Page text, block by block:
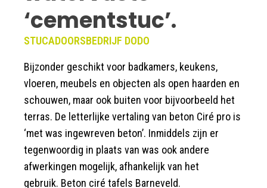
‘cementstuc’.
STUCADOORSBEDRIJF DODO
Bijzonder geschikt voor badkamers, keukens,
vloeren, meubels en objecten als open haarden en
schouwen, maar ook buiten voor bijvoorbeeld het
terras. De letterlijke vertaling van beton Ciré pro is
‘met was ingewreven beton’. Inmiddels zijn er
tegenwoordig in plaats van was ook andere
afwerkingen mogelijk, afhankelijk van het
gebruik. Beton ciré tafels Barneveld.